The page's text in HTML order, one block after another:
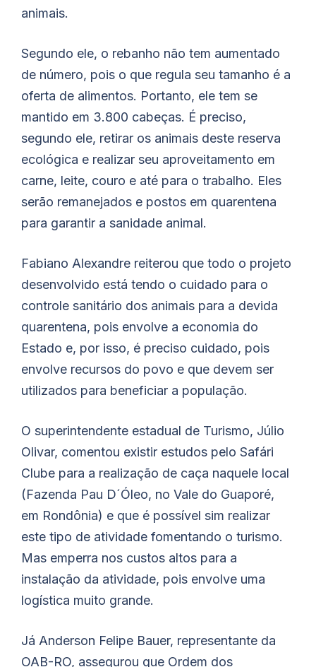
animais.
Segundo ele, o rebanho não tem aumentado
de número, pois o que regula seu tamanho é a
oferta de alimentos. Portanto, ele tem se
mantido em 3.800 cabeças. É preciso,
segundo ele, retirar os animais deste reserva
ecológica e realizar seu aproveitamento em
carne, leite, couro e até para o trabalho. Eles
serão remanejados e postos em quarentena
para garantir a sanidade animal.
Fabiano Alexandre reiterou que todo o projeto
desenvolvido está tendo o cuidado para o
controle sanitário dos animais para a devida
quarentena, pois envolve a economia do
Estado e, por isso, é preciso cuidado, pois
envolve recursos do povo e que devem ser
utilizados para beneficiar a população.
O superintendente estadual de Turismo, Júlio
Olivar, comentou existir estudos pelo Safári
Clube para a realização de caça naquele local
(Fazenda Pau D´Óleo, no Vale do Guaporé,
em Rondônia) e que é possível sim realizar
este tipo de atividade fomentando o turismo.
Mas emperra nos custos altos para a
instalação da atividade, pois envolve uma
logística muito grande.
Já Anderson Felipe Bauer, representante da
OAB-RO, assegurou que Ordem dos